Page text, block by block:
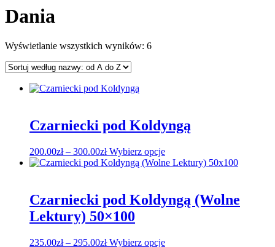
Dania
Wyświetlanie wszystkich wyników: 6
Czarniecki pod Koldyngą
200.00zł – 300.00złZakres
cen:
300.00zł
Wybierz opcjeTen
produkt
wariantów.
Opcje
na
Czarniecki pod Koldyngą (Wolne
Lektury) 50×100
235.00zł – 295.00złZakres
Wybierz opcjeTen